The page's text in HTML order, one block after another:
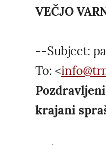
VEČJO
--Subject:
To: <
krajani